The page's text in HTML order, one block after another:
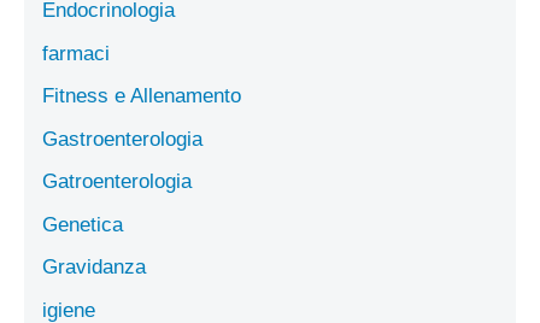
Endocrinologia
farmaci
Fitness e Allenamento
Gastroenterologia
Gatroenterologia
Genetica
Gravidanza
igiene